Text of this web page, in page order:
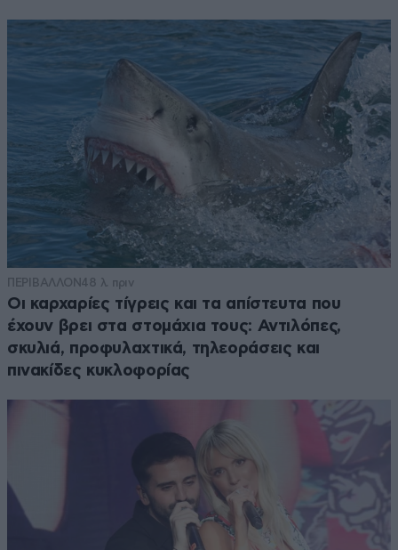
ΠΕΡΙΒΑΛΛΟΝ48 λ. πριν
Οι καρχαρίες τίγρεις και τα απίστευτα που
έχουν βρει στα στομάχια τους: Αντιλόπες,
σκυλιά, προφυλαχτικά, τηλεοράσεις και
πινακίδες κυκλοφορίας